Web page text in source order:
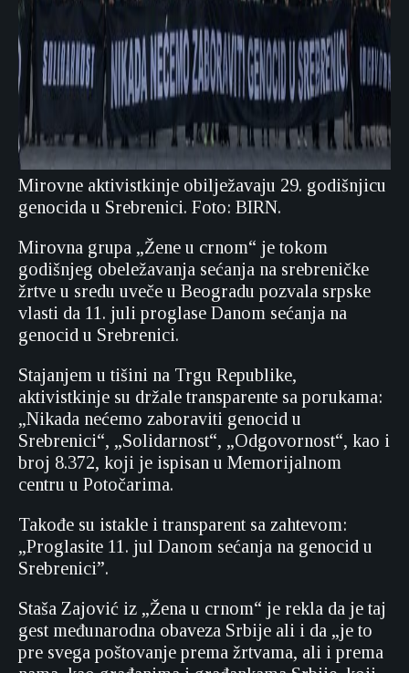
Mirovne aktivistkinje obilježavaju 29. godišnjicu
genocida u Srebrenici. Foto: BIRN.
Mirovna grupa „Žene u crnom“ je tokom
godišnjeg obeležavanja sećanja na srebreničke
žrtve u sredu uveče u Beogradu pozvala srpske
vlasti da 11. juli proglase Danom sećanja na
genocid u Srebrenici.
Stajanjem u tišini na Trgu Republike,
aktivistkinje su držale transparente sa porukama:
„Nikada nećemo zaboraviti genocid u
Srebrenici“, „Solidarnost“, „Odgovornost“, kao i
broj 8.372, koji je ispisan u Memorijalnom
centru u Potočarima.
Takođe su istakle i transparent sa zahtevom:
„Proglasite 11. jul Danom sećanja na genocid u
Srebrenici”.
Staša Zajović iz „Žena u crnom“ je rekla da je taj
gest međunarodna obaveza Srbije ali i da „je to
pre svega poštovanje prema žrtvama, ali i prema